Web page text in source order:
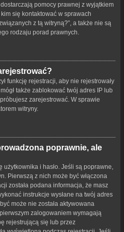
pomocy prawnej z wyjątkiem
się kontaktować w sprawach
z tą witryną?”, a także nie są
rodzaju porad prawnych.
funkcję rejestracji, aby nie rejestrowały
także zablokować twój adres IP lub
zarejestrować. W sprawie
witryny.
poprawnie, ale
i hasło. Jeśli są poprawne,
Pierwszą z nich może być włączona
została podana informacja, że masz
instrukcje wysłane na twój adres
może nie została aktywowana
zalogowaniem wymagają
rejestrującą się lub przez